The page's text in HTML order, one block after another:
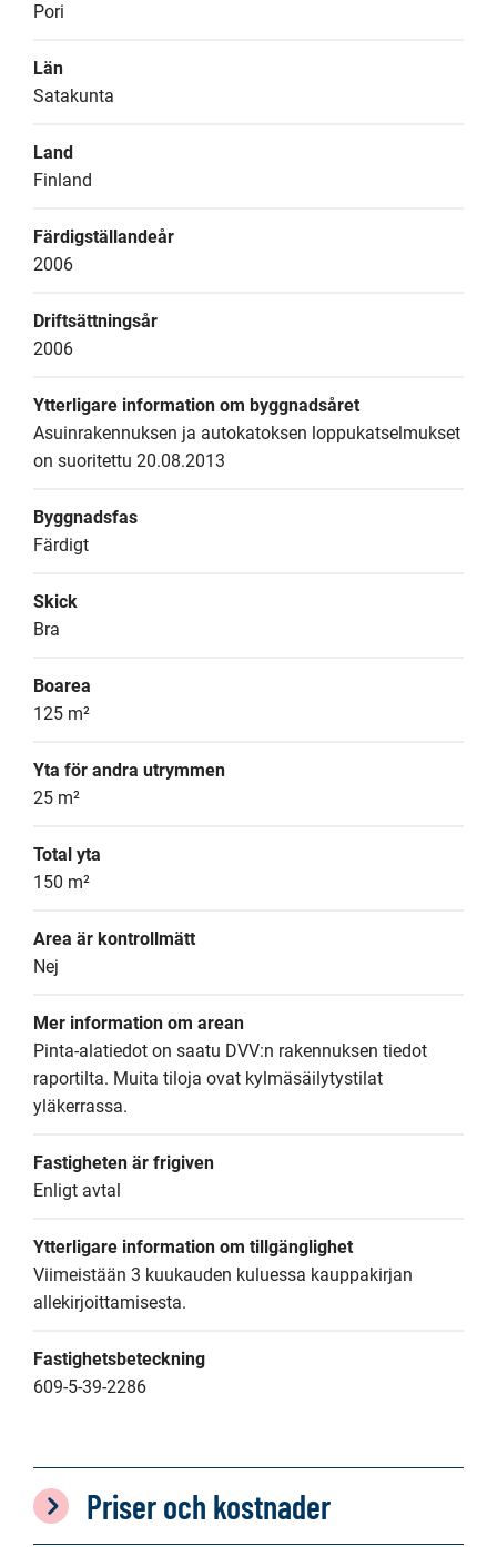
Pori
Län
Satakunta
Land
Finland
Färdigställandeår
2006
Driftsättningsår
2006
Ytterligare information om byggnadsåret
Asuinrakennuksen ja autokatoksen loppukatselmukset
on suoritettu 20.08.2013
Byggnadsfas
Färdigt
Skick
Bra
Boarea
125 m²
Yta för andra utrymmen
25 m²
Total yta
150 m²
Area är kontrollmätt
Nej
Mer information om arean
Pinta-alatiedot on saatu DVV:n rakennuksen tiedot
raportilta. Muita tiloja ovat kylmäsäilytystilat
yläkerrassa.
Fastigheten är frigiven
Enligt avtal
Ytterligare information om tillgänglighet
Viimeistään 3 kuukauden kuluessa kauppakirjan
allekirjoittamisesta.
Fastighetsbeteckning
609-5-39-2286
Priser och kostnader